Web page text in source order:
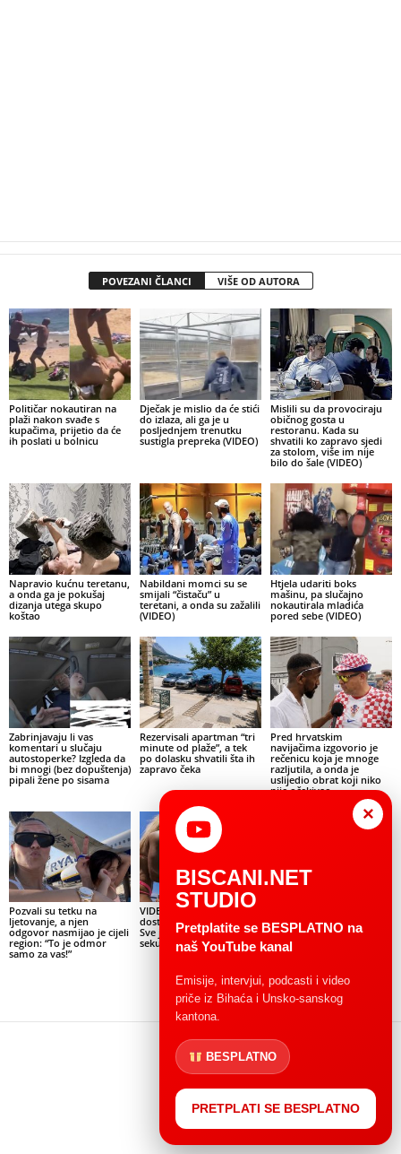
POVEZANI ČLANCI VIŠE OD AUTORA
Političar nokautiran na
plaži nakon svađe s
kupačima, prijetio da će
ih poslati u bolnicu
Dječak je mislio da će stići
do izlaza, ali ga je u
posljednjem trenutku
sustigla prepreka (VIDEO)
Mislili su da provociraju
običnog gosta u
restoranu. Kada su
shvatili ko zapravo sjedi
za stolom, više im nije
bilo do šale (VIDEO)
Napravio kućnu teretanu,
a onda ga je pokušaj
dizanja utega skupo
koštao
Nabildani momci su se
smijali “čistaču” u
teretani, a onda su zažalili
(VIDEO)
Htjela udariti boks
mašinu, pa slučajno
nokautirala mladića
pored sebe (VIDEO)
Zabrinjavaju li vas
komentari u slučaju
autostoperke? Izgleda da
bi mnogi (bez dopuštenja)
pipali žene po sisama
Rezervisali apartman “tri
minute od plaže”, a tek
po dolasku shvatili šta ih
zapravo čeka
Pred hrvatskim
navijačima izgovorio je
rečenicu koja je mnoge
razljutila, a onda je
uslijedio obrat koji niko
nije očekivao
Pozvali su tetku na
ljetovanje, a njen
odgovor nasmijao je cijeli
region: “To je odmor
samo za vas!”
VIDEO: Milioni gledaju
dostavu pizze na moru:
Sve je visilo o jednoj
sekundi
REGION: Jedna riječ
otkrila odakle je porodica
na plaži, komentari
oduševili društvene
×
BISCANI.NET
STUDIO
Pretplatite se BESPLATNO na
naš YouTube kanal
Emisije, intervjui, podcasti i video
priče iz Bihaća i Unsko-sanskog
kantona.
BESPLATNO
PRETPLATI SE BESPLATNO